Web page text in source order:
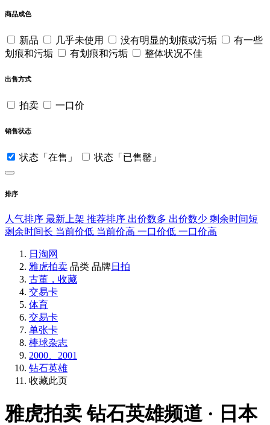
商品成色
新品 几乎未使用 没有明显的划痕或污垢
有一些
划痕和污垢
有划痕和污垢 整体状况不佳
出售方式
拍卖 一口价
销售状态
状态「在售」 状态「已售罄」
排序
人气排序 最新上架 推荐排序 出价数多 出价数少 剩余时间短
剩余时间长 当前价低 当前价高 一口价低 一口价高
日淘网
雅虎拍卖 品类 品牌日拍
古董，收藏
交易卡
体育
交易卡
单张卡
棒球杂志
2000、2001
钻石英雄
收藏此页
雅虎拍卖钻石英雄频道 · 日本